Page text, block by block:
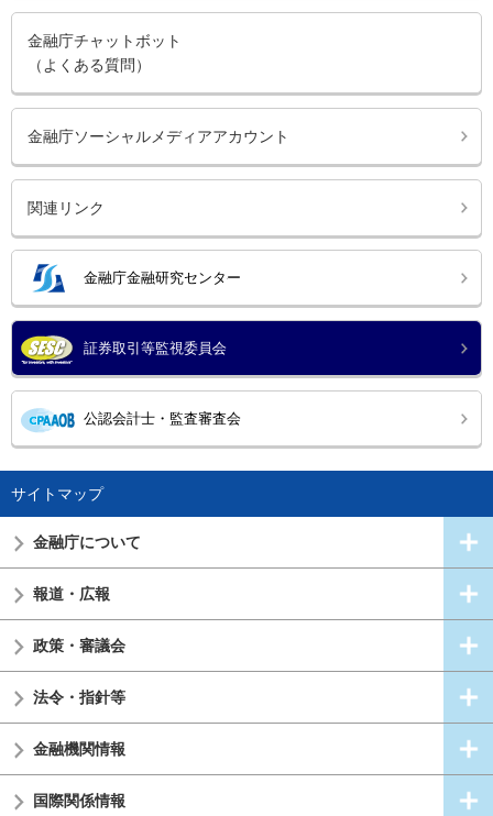
金融庁チャットボット
（よくある質問）
金融庁ソーシャルメディアアカウント
関連リンク
金融庁金融研究センター
証券取引等監視委員会
公認会計士・監査審査会
サイトマップ
金融庁について
報道・広報
政策・審議会
法令・指針等
金融機関情報
国際関係情報